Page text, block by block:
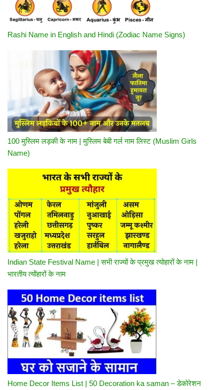
Rashi Name in English and Hindi (Zodiac Name Signs)
100 मुस्लिम लड़की के नाम | मुस्लिम बेबी गर्ल नाम लिस्ट (Muslim Girls
Name)
Indian State Festival Name | सभी राज्यों के प्रमुख त्योहारों के नाम |
भारतीय त्योंहारों के नाम
Home Decor Items List | 50 Decoration ka saman – डेकोरेशन